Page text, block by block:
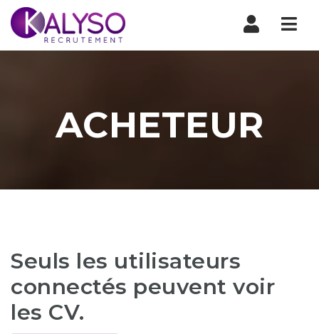
ACHETEUR
Seuls les utilisateurs
connectés peuvent voir
les CV.